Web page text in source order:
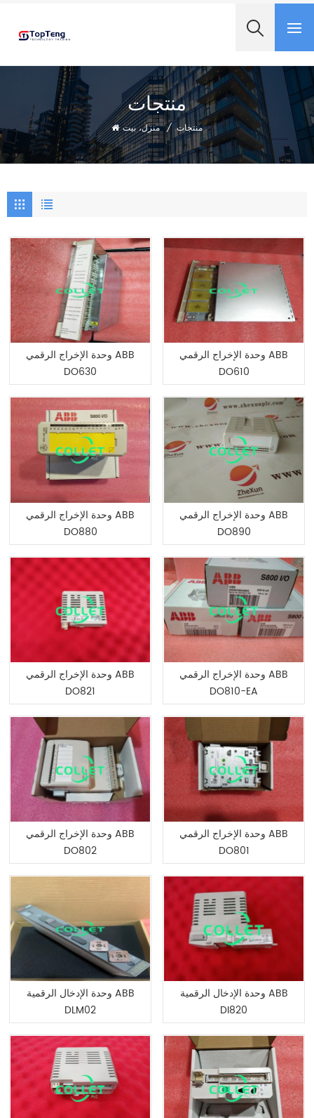
منتجات
منزل، بيت / منتجات
وحدة الإخراج الرقمي ABB
DO630
وحدة الإخراج الرقمي ABB
DO610
وحدة الإخراج الرقمي ABB
DO880
وحدة الإخراج الرقمي ABB
DO890
وحدة الإخراج الرقمي ABB
DO821
وحدة الإخراج الرقمي ABB
DO810-EA
وحدة الإخراج الرقمي ABB
DO802
وحدة الإخراج الرقمي ABB
DO801
وحدة الإدخال الرقمية ABB
DLM02
وحدة الإدخال الرقمية ABB
DI820